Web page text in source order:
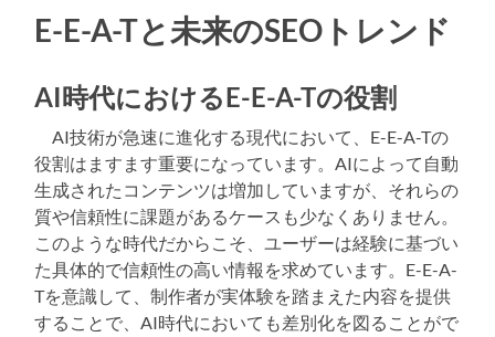
E-E-A-Tと未来のSEOトレンド
AI時代におけるE-E-A-Tの役割
AI技術が急速に進化する現代において、E-E-A-Tの
役割はますます重要になっています。AIによって自動
生成されたコンテンツは増加していますが、それらの
質や信頼性に課題があるケースも少なくありません。
このような時代だからこそ、ユーザーは経験に基づい
た具体的で信頼性の高い情報を求めています。E-E-A-
Tを意識して、制作者が実体験を踏まえた内容を提供
することで、AI時代においても差別化を図ることがで